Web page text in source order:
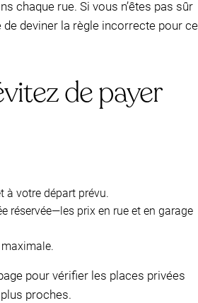
chaque rue. Si vous n’êtes pas sûr
deviner la règle incorrecte pour ce
de payer
à votre départ prévu.
réservée—les prix en rue et en garage
pour vérifier les places privées
proches.